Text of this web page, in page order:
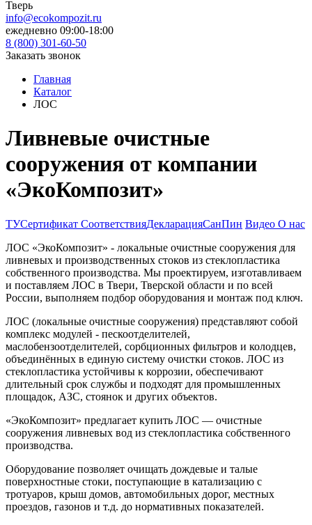
Тверь
info@ecokompozit.ru
ежедневно 09:00-18:00
8 (800) 301-60-50
Заказать звонок
Главная
Каталог
ЛОС
Ливневые очистные
сооружения от компании
«ЭкоКомпозит»
ТУСертификат СоответствияДекларацияСанПин Видео О нас
ЛОС «ЭкоКомпозит» - локальные очистные сооружения для
ливневых и производственных стоков из стеклопластика
собственного производства. Мы проектируем, изготавливаем
и поставляем ЛОС в Твери, Тверской области и по всей
России, выполняем подбор оборудования и монтаж под ключ.
ЛОС (локальные очистные сооружения) представляют собой
комплекс модулей - пескоотделителей,
маслобензоотделителей, сорбционных фильтров и колодцев,
объединённых в единую систему очистки стоков. ЛОС из
стеклопластика устойчивы к коррозии, обеспечивают
длительный срок службы и подходят для промышленных
площадок, АЗС, стоянок и других объектов.
«ЭкоКомпозит» предлагает купить ЛОС — очистные
сооружения ливневых вод из стеклопластика собственного
производства.
Оборудование позволяет очищать дождевые и талые
поверхностные стоки, поступающие в катализацию с
тротуаров, крыш домов, автомобильных дорог, местных
проездов, газонов и т.д. до нормативных показателей.